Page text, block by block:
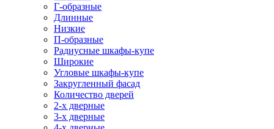
Г-образные
Длинные
Низкие
П-образные
Радиусные шкафы-купе
Широкие
Угловые шкафы-купе
Закругленный фасад
Количество дверей
2-х дверные
3-х дверные